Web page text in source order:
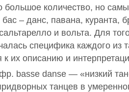
большое количество, но
бас – данс, павана, куранта,
и вольта. Для
специфика каждого из
к их описанию и
basse danse — «низкий
танцев в